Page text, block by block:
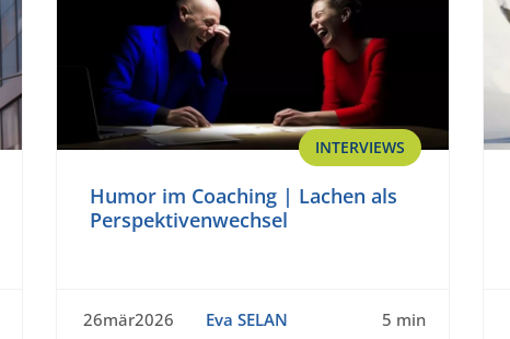
INTERVIEWS
Humor im Coaching | Lachen als
Perspektivenwechsel
26mär2026 Eva SELAN 5 min